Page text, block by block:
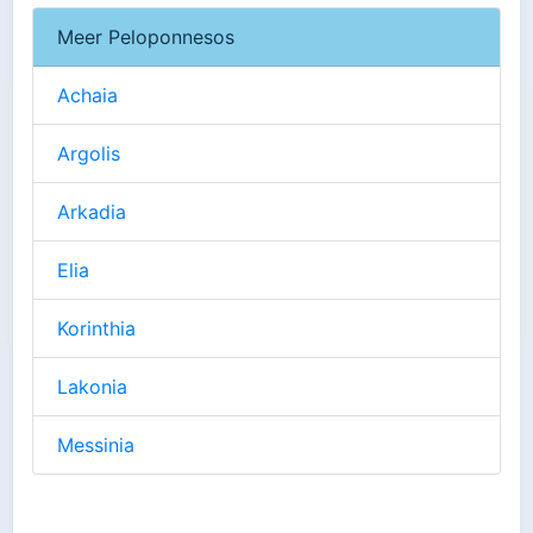
Meer Peloponnesos
Achaia
Argolis
Arkadia
Elia
Korinthia
Lakonia
Messinia